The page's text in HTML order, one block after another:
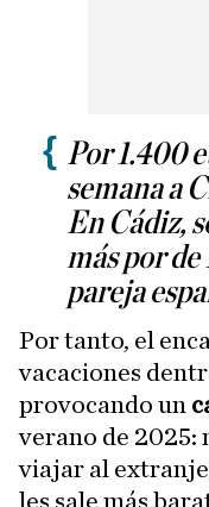
Por 1.400
semana a
En Cádiz,
más por
pareja
Por tanto, el
vacaciones
provocando un
verano de 2025:
viajar al
les sale más